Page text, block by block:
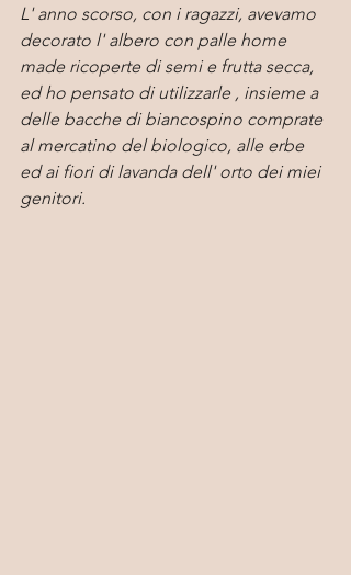
L' anno scorso, con i ragazzi, avevamo
decorato l' albero con palle home
made ricoperte di semi e frutta secca,
ed ho pensato di utilizzarle , insieme a
delle bacche di biancospino comprate
al mercatino del biologico, alle erbe
ed ai fiori di lavanda dell' orto dei miei
genitori.